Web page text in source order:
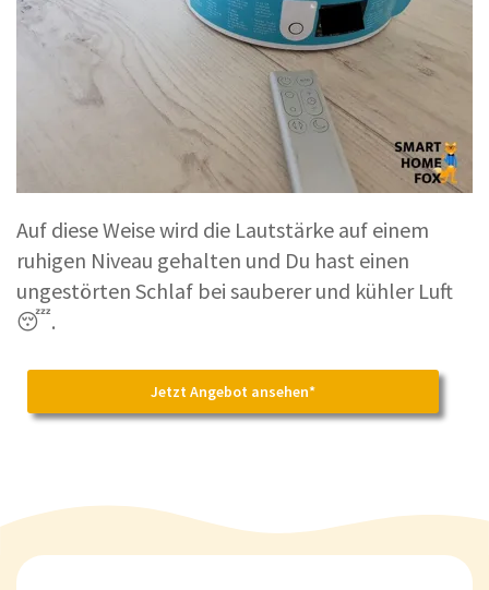
Auf diese Weise wird die Lautstärke auf einem
ruhigen Niveau gehalten und Du hast einen
ungestörten Schlaf bei sauberer und kühler Luft
😴.
Jetzt Angebot ansehen*